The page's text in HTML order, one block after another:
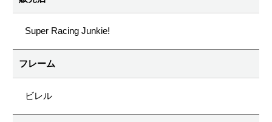
Super Racing Junkie!
フレーム
ビレル